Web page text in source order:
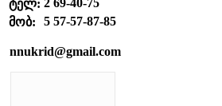
ტელ:
მობ:
5 57-57-87-85
nnukrid@gmail.com